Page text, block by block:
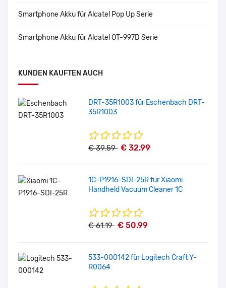
Smartphone Akku für Alcatel Pop Up Serie
Smartphone Akku für Alcatel OT-997D Serie
KUNDEN KAUFTEN AUCH
DRT-35R1003 für Eschenbach DRT-
35R1003
€ 39.59 € 32.99
1C-P1916-SDI-25R für Xiaomi
Handheld Vacuum Cleaner 1C
€ 61.19 € 50.99
533-000142 für Logitech Craft Y-
R0064